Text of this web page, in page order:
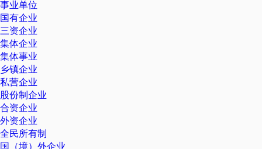
事业单位
国有企业
三资企业
集体企业
集体事业
乡镇企业
私营企业
股份制企业
合资企业
外资企业
全民所有制
国（境）外企业